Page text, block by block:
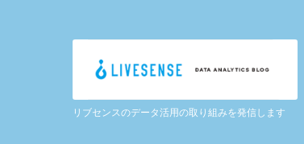
リブセンスのデータ活用の取り組みを発信します